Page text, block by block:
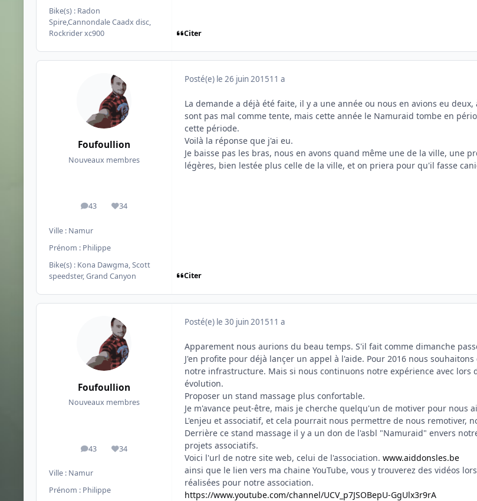
Bike(s) : Radon
Spire,Cannondale Caadx disc,
Rockrider xc900
Citer
Foufoullion
Nouveaux membres
43
messages34
Réputation
Ville : Namur
Prénom : Philippe
Bike(s) : Kona Dawgma, Scott
speedster, Grand Canyon
Posté(e) le 26 juin 201511 a
La demande a déjà été faite, il y a une année ou nous en avions eu
sont pas mal comme tente, mais cette année le Namuraid tombe en
cette période.
Voilà la réponse que j'ai eu.
Je baisse pas les bras, nous en avons quand même une de la ville, une
légères, bien lestée plus celle de la ville, et on priera pour qu'il fasse
Citer
Foufoullion
Nouveaux membres
43
messages34
Réputation
Ville : Namur
Prénom : Philippe
Posté(e) le 30 juin 201511 a
Apparement nous aurions du beau temps. S'il fait comme dimanche
J'en profite pour déjà lançer un appel à l'aide. Pour 2016 nous
notre infrastructure. Mais si nous continuons notre expérience avec
évolution.
Proposer un stand massage plus confortable.
Je m'avance peut-être, mais je cherche quelqu'un de motiver pour nous
L'enjeu et associatif, et cela pourrait nous permettre de nous remotiver,
Derrière ce stand massage il y a un don de l'asbl "Namuraid" envers
projets associatifs.
Voici l'url de notre site web, celui de l'association. www.aiddonsles.be
ainsi que le lien vers ma chaine YouTube, vous y trouverez des vidéos
réalisées pour notre association.
https://www.youtube.com/channel/UCV_p7JSOBepU-GgUlx3r9rA